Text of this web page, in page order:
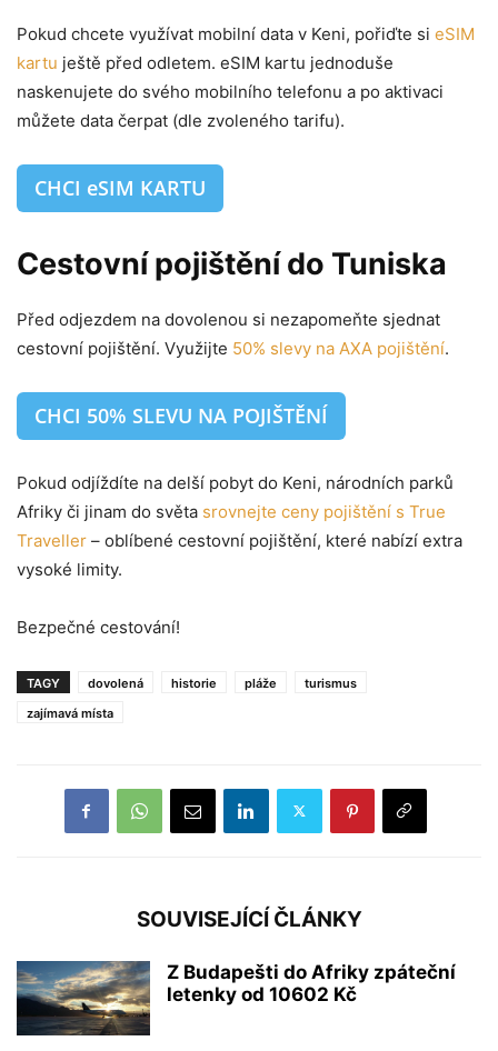
Pokud chcete využívat mobilní data v Keni, pořiďte si eSIM
kartu ještě před odletem. eSIM kartu jednoduše
naskenujete do svého mobilního telefonu a po aktivaci
můžete data čerpat (dle zvoleného tarifu).
CHCI eSIM KARTU
Cestovní pojištění do Tuniska
Před odjezdem na dovolenou si nezapomeňte sjednat
cestovní pojištění. Využijte 50% slevy na AXA pojištění.
CHCI 50% SLEVU NA POJIŠTĚNÍ
Pokud odjíždíte na delší pobyt do Keni, národních parků
Afriky či jinam do světa srovnejte ceny pojištění s True
Traveller – oblíbené cestovní pojištění, které nabízí extra
vysoké limity.
Bezpečné cestování!
TAGY dovolená historie pláže
turismus
zajímavá místa
SOUVISEJÍCÍ ČLÁNKY
Z Budapešti do Afriky zpáteční
letenky od 10602 Kč